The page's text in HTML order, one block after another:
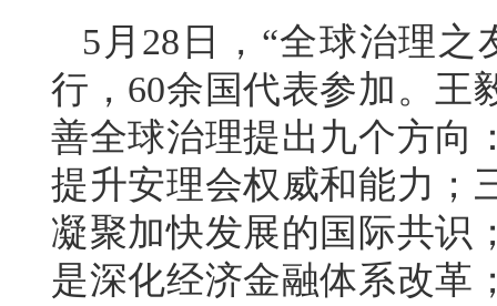
5月28日，“全球治理
行，60余国代表参加。王
善全球治理提出九个方向
提升安理会权威和能力；
凝聚加快发展的国际共识
是深化经济金融体系改革